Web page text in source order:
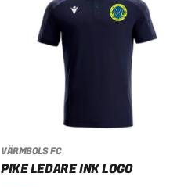
VÄRMBOLS FC
PIKE LEDARE INK LOGO
VÄLJ ALTERNATIV